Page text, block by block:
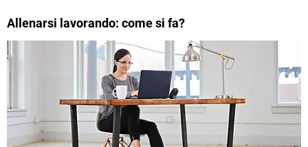
Allenarsi lavorando: come si fa?